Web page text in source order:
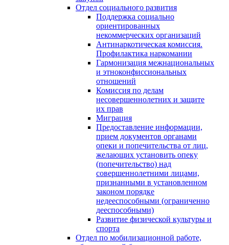
Отдел социального развития
Поддержка социально
ориентированных
некоммерческих организаций
Антинаркотическая комиссия.
Профилактика наркомании
Гармонизация межнациональных
и этноконфиссиональных
отношений
Комиссия по делам
несовершеннолетних и защите
их прав
Миграция
Предоставление информации,
прием документов органами
опеки и попечительства от лиц,
желающих установить опеку
(попечительство) над
совершеннолетними лицами,
признанными в установленном
законом порядке
недееспособными (ограниченно
дееспособными)
Развитие физической культуры и
спорта
Отдел по мобилизационной работе,